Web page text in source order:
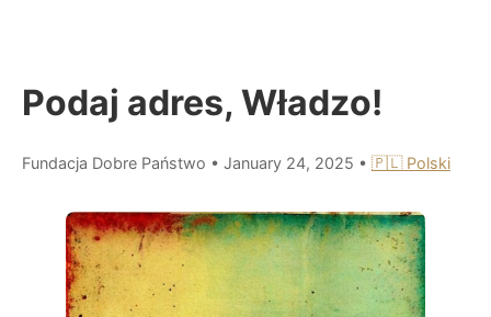
Podaj adres, Władzo!
Fundacja Dobre Państwo • January 24, 2025 • 🇵🇱 Polski